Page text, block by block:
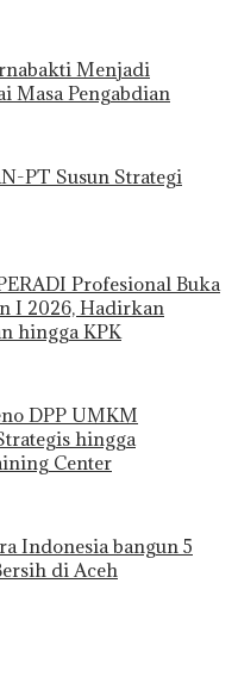
Menjadi
Masa Pengabdian
PT Susun Strategi
Profesional Buka
I 2026, Hadirkan
hingga KPK
DPP UMKM
hingga
Center
Indonesia bangun 5
di Aceh